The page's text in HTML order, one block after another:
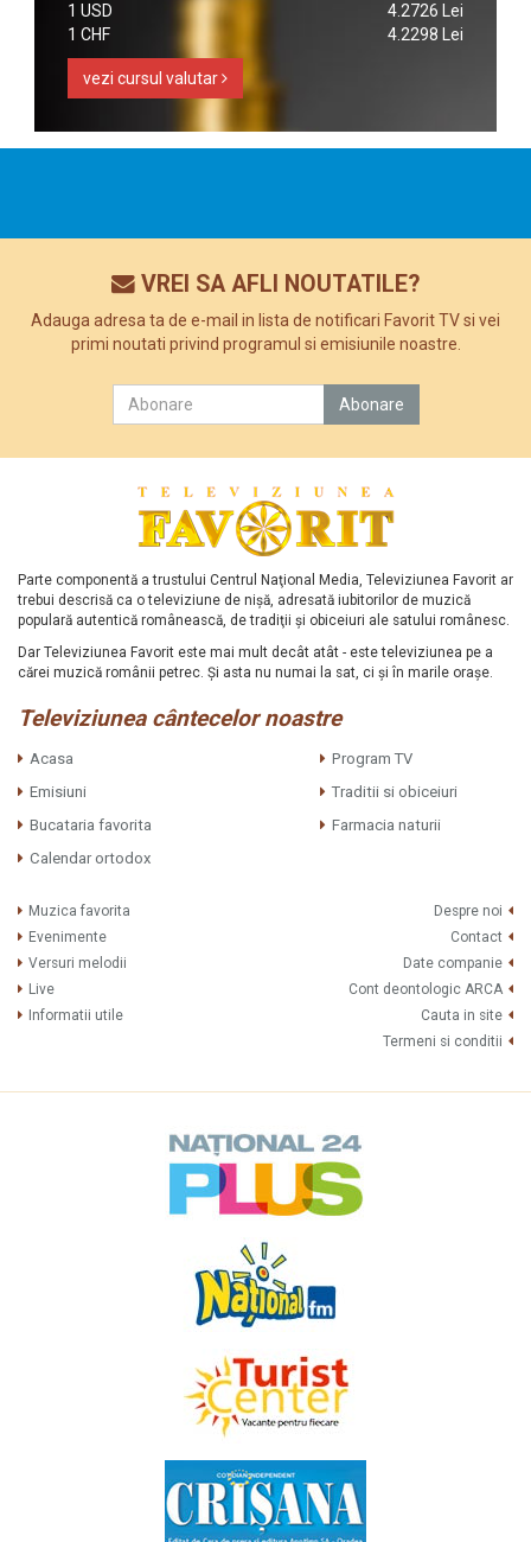
1 USD
4.2726 Lei
1 CHF
4.2298 Lei
vezi cursul valutar
VREI SA AFLI NOUTATILE?
Adauga adresa ta de e-mail in lista de notificari Favorit TV si vei
primi noutati privind programul si emisiunile noastre.
Parte componentă a trustului Centrul Naţional Media, Televiziunea Favorit ar
trebui descrisă ca o televiziune de nişă, adresată iubitorilor de muzică
populară autentică românească, de tradiţii şi obiceiuri ale satului românesc.
Dar Televiziunea Favorit este mai mult decât atât - este televiziunea pe a
cărei muzică românii petrec. Şi asta nu numai la sat, ci şi în marile oraşe.
Televiziunea cântecelor noastre
Acasa
Program TV
Emisiuni
Traditii si obiceiuri
Bucataria favorita
Farmacia naturii
Calendar ortodox
Muzica favorita
Evenimente
Versuri melodii
Live
Informatii utile
Despre noi
Contact
Date companie
Cont deontologic ARCA
Cauta in site
Termeni si conditii